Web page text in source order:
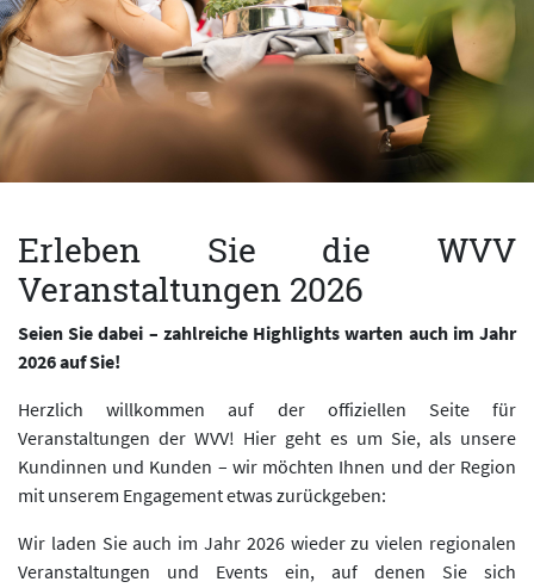
Erleben Sie die WVV
Veranstaltungen 2026
Seien Sie dabei – zahlreiche Highlights warten auch im Jahr
2026 auf Sie!
Herzlich willkommen auf der offiziellen Seite für
Veranstaltungen der WVV! Hier geht es um Sie, als unsere
Kundinnen und Kunden – wir möchten Ihnen und der Region
mit unserem Engagement etwas zurückgeben:
Wir laden Sie auch im Jahr 2026 wieder zu vielen regionalen
Veranstaltungen und Events ein, auf denen Sie sich